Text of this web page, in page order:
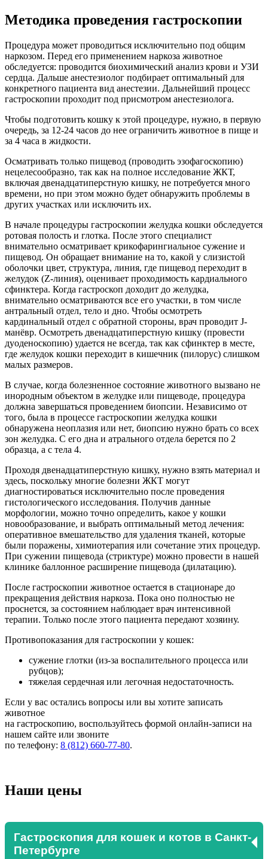
Методика проведения гастроскопии
Процедура может проводиться исключительно под общим
наркозом. Перед его применением наркоза животное
обследуется: проводится биохимический анализ крови и УЗИ
сердца. Дальше анестезиолог подбирает оптимальный для
конкретного пациента вид анестезии. Дальнейший процесс
гастроскопии проходит под присмотром анестезиолога.
Чтобы подготовить кошку к этой процедуре, нужно, в первую
очередь, за 12-24 часов до нее ограничить животное в пище и
за 4 часа в жидкости.
Осматривать только пищевод (проводить эзофагоскопию)
нецелесообразно, так как на полное исследование ЖКТ,
включая двенадцатиперстную кишку, не потребуется много
времени, но при этом можно будет обнаружить проблемы в
других участках или исключить их.
В начале процедуры гастроскопии желудка кошки обследуется
ротовая полость и глотка. После этого специалист
внимательно осматривает крикофарингиальное сужение и
пищевод. Он обращает внимание на то, какой у слизистой
оболочки цвет, структура, линия, где пищевод переходит в
желудок (Z-линия), оценивает проходимость кардиального
сфинктера. Когда гастроскоп доходит до желудка,
внимательно осматриваются все его участки, в том числе
антральный отдел, тело и дно. Чтобы осмотреть
кардинальный отдел с обратной стороны, врач проводит J-
манёвр. Осмотреть двенадцатиперстную кишку (провести
дуоденоскопию) удается не всегда, так как сфинктер в месте,
где желудок кошки переходит в кишечник (пилорус) слишком
малых размеров.
В случае, когда болезненное состояние животного вызвано не
инородным объектом в желудке или пищеводе, процедура
должна завершаться проведением биопсии. Независимо от
того, была в процессе гастроскопии желудка кошки
обнаружена неоплазия или нет, биопсию нужно брать со всех
зон желудка. С его дна и атрального отдела берется по 2
образца, а с тела 4.
Проходя двенадцатиперстную кишку, нужно взять материал и
здесь, поскольку многие болезни ЖКТ могут
диагностироваться исключительно после проведения
гистологического исследования. Получив данные
морфологии, можно точно определить, какое у кошки
новообразование, и выбрать оптимальный метод лечения:
оперативное вмешательство для удаления тканей, которые
были поражены, химиотерапия или сочетание этих процедур.
При сужении пищевода (стриктуре) можно провести в нашей
клинике баллонное расширение пищевода (дилатацию).
После гастроскопии животное остается в стационаре до
прекращения действия наркоза. Пока оно полностью не
проснется, за состоянием наблюдает врач интенсивной
терапии. Только после этого пациента передают хозяину.
Противопоказания для гастроскопии у кошек:
сужение глотки (из-за воспалительного процесса или
рубцов);
тяжелая сердечная или легочная недостаточность.
Если у вас остались вопросы или вы хотите записать
животное
на гастроскопию, воспользуйтесь формой онлайн-записи на
нашем сайте или звоните
по телефону: 8 (812) 660-77-80.
Наши цены
Гастроскопия для кошек и котов в Санкт-
Петербурге